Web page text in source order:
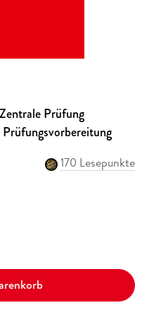
Prüfung
170 Lesepunkte